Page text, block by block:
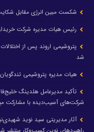
شکست مبین انرژی مقابل
رئیس هیات مدیره شرکت خریدار
شد
هیات مدیره پتروشیمی
تأکید مدیرعامل هلدینگ
شرکت‌های آسیب‌دیده با مشارکت
آثار مدیریتی سید نوید